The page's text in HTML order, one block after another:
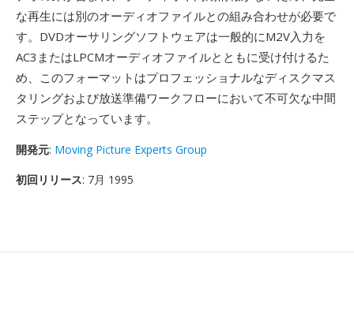
な再生には別のオーディオファイルとの組み合わせが必要で
す。DVDオーサリングソフトウェアは一般的にM2V入力を
AC3またはLPCMオーディオファイルとともに受け付けるた
め、このフォーマットはプロフェッショナルなディスクマス
タリングおよび放送準備ワークフローにおいて不可欠な中間
ステップとなっています。
開発元: Moving Picture Experts Group
初回リリース: 7月 1995